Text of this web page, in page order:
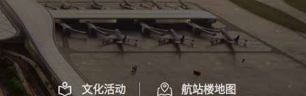
文化活动 航站楼地图